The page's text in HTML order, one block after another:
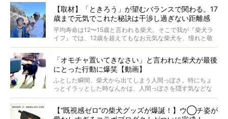
【取材】「ときろう」が望むバランスで関わる。17
歳まで元気でこれた秘訣は干渉し過ぎない距離感
#38ときろう
平均寿命は12〜15歳と言われる柴犬。そこで我が『柴犬ラ
イフ』では、12歳を超えてもなお元気な柴犬を、憧れと敬
意を込めて“レジェンド柴”と呼んでいます。 この特集で
ォーカスし、その元気の秘訣や、老犬と暮らすうえで大切
だと思うことを、オーナーさんに語っていただきます。今
回登場してくれたのは、17歳のときろうくん。小さい頃か
ら食が細かったため、何でも食べさせてきたということで
「オモチャ置いてきなさい」と言われた柴犬が最後
にとった行動に爆笑【動画】
ふとした瞬間、柴犬から出てしまう人間っぽさ。特にちょ
っとイラッとした時なんかは、人間っぽさを隠す気などな
いように見えます。もしかして本当の本当は、中身は人間
【“既視感ゼロ”の柴犬グッズが爆誕！】ウ◯チ姿が